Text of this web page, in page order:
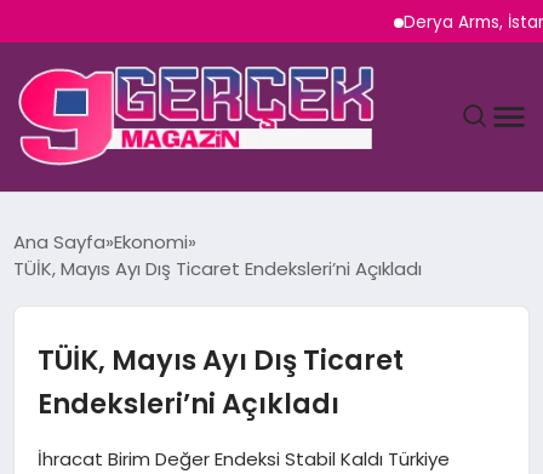
Derya Arms, İstanbul
YAŞAM
SPOR
TEKNOLOJI
Ana Sayfa Ekonomi
TÜİK, Mayıs Ayı Dış Ticaret Endeksleri’ni Açıkladı
TÜİK, Mayıs Ayı Dış Ticaret
Endeksleri’ni Açıkladı
İhracat Birim Değer Endeksi Stabil Kaldı Türkiye